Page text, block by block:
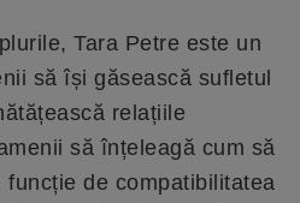
Tara Petre este un
să își găsească sufletul
relațiile
să înțeleagă cum să
de compatibilitatea